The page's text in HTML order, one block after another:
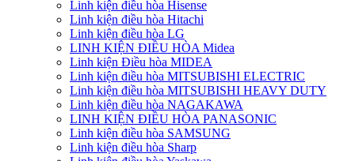
Linh kiện điều hòa Hisense
Linh kiện điều hòa Hitachi
Linh kiện điều hòa LG
LINH KIỆN ĐIỀU HÒA Midea
Linh kiện Điều hòa MIDEA
Linh kiện điều hòa MITSUBISHI ELECTRIC
Linh kiện điều hòa MITSUBISHI HEAVY DUTY
Linh kiện điều hòa NAGAKAWA
LINH KIỆN ĐIỀU HÒA PANASONIC
Linh kiện điều hòa SAMSUNG
Linh kiện điều hòa Sharp